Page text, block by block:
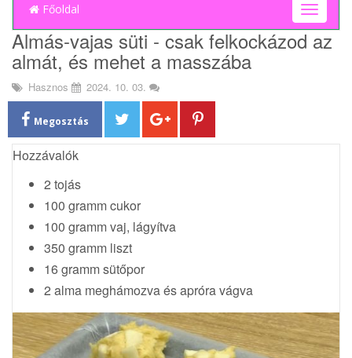
Főoldal
T
o
g
Almás-vajas süti - csak felkockázod az
almát, és mehet a masszába
Hasznos 2024. 10. 03.
Megosztás
Hozzávalók
2 tojás
100 gramm cukor
100 gramm vaj, lágyítva
350 gramm liszt
16 gramm sütőpor
2 alma meghámozva és apróra vágva